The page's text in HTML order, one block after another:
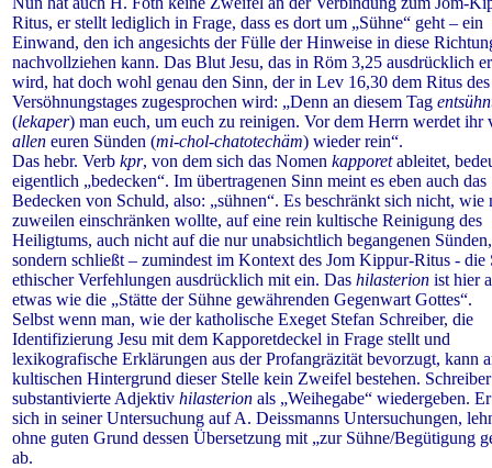
Ritus, er stellt lediglich in Frage, dass es dort um „Sühne“ geht – ein
Einwand, den ich angesichts der Fülle der Hinweise in diese
nachvollziehen kann. Das Blut Jesu, das in Röm 3,25 ausdrücklich
wird, hat doch wohl genau den Sinn, der in Lev 16,30 dem Ritus des
Versöhnungstages zugesprochen wird: „Denn an diesem Tag
(lekaper) man euch, um euch zu reinigen. Vor dem Herrn werdet ihr
allen euren Sünden (mi-chol-chatotechäm) wieder rein“.
Das hebr. Verb kpr, von dem sich das Nomen kapporetableitet,
eigentlich „bedecken“. Im übertragenen Sinn meint es eben auch das
Bedecken von Schuld, also: „sühnen“. Es beschränkt sich nicht, wie
zuweilen einschränken wollte, auf eine rein kultische Reinigung des
Heiligtums, auch nicht auf die nur unabsichtlich begangenen Sünden,
sondern schließt – zumindest im Kontext des Jom Kippur-Ritus - die
ethischer Verfehlungen ausdrücklich mit ein. Das hilasterion ist hier
etwas wie die „Stätte der Sühne gewährenden Gegenwart Gottes“.
Selbst wenn man, wie der katholische Exeget Stefan Schreiber, die
Identifizierung Jesu mit dem Kapporetdeckel in Frage stellt und
lexikografische Erklärungen aus der Profangräzität bevorzugt, kann
kultischen Hintergrund dieser Stelle kein Zweifel bestehen.
substantivierte Adjektiv hilasterion als „Weihegabe“ wiedergeben.
sich in seiner Untersuchung auf A. Deissmanns Untersuchungen,
ohne guten Grund dessen Übersetzung mit „zur Sühne/Begütigung
ab.